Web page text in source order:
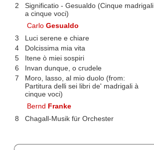
2
Significatio - Gesualdo (Cinque madrigali
a cinque voci)
CarloGesualdo
3
Luci serene e chiare
4
Dolcissima mia vita
5
Itene ò miei sospiri
6
Invan dunque, o crudele
7
Moro, lasso, al mio duolo (from:
Partitura delli sei libri de' madrigali à
cinque voci)
Bernd Franke
8
Chagall-Musik für Orchester